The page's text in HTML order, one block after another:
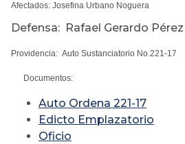
Afectados: Josefina Urbano Noguera
Defensa: Rafael Gerardo
Providencia: Auto Sustanciatorio No.221-17
Documentos:
Auto Ordena 221-17
Edicto Emplazatorio
Oficio